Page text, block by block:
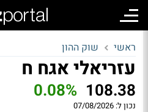
ראשי שוק ההון
עזריאלי אגח ח
108.38
0.08%
נכון ל: 07/08/2026